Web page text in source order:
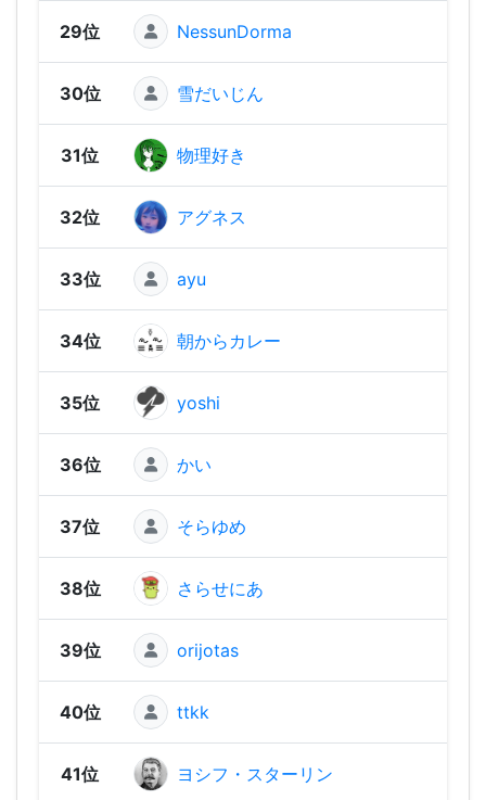
29位 NessunDorma
30位 雪だいじん
31位 物理好き
32位 アグネス
33位 ayu
34位 朝からカレー
35位 yoshi
36位 かい
37位 そらゆめ
38位 さらせにあ
39位 orijotas
40位 ttkk
41位 ヨシフ・スターリン